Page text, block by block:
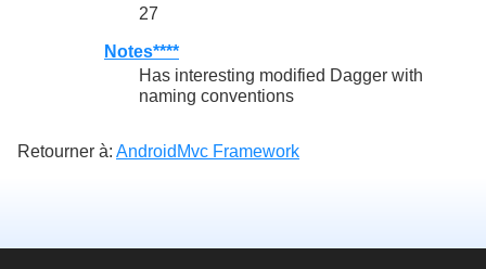
27
Notes****
Has interesting modified Dagger with
naming conventions
Retourner à: AndroidMvc Framework